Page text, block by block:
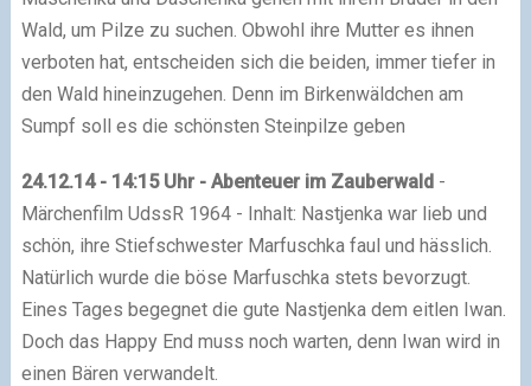
Wald, um Pilze zu suchen. Obwohl ihre Mutter es ihnen
verboten hat, entscheiden sich die beiden, immer tiefer in
den Wald hineinzugehen. Denn im Birkenwäldchen am
Sumpf soll es die schönsten Steinpilze geben
24.12.14 - 14:15 Uhr - Abenteuer im Zauberwald-
Märchenfilm UdssR 1964 - Inhalt: Nastjenka war lieb und
schön, ihre Stiefschwester Marfuschka faul und hässlich.
Natürlich wurde die böse Marfuschka stets bevorzugt.
Eines Tages begegnet die gute Nastjenka dem eitlen Iwan.
Doch das Happy End muss noch warten, denn Iwan wird in
einen Bären verwandelt.